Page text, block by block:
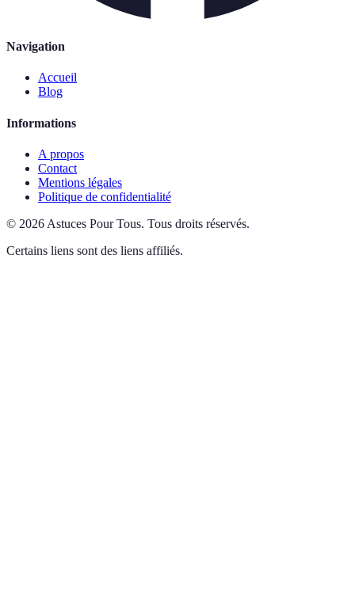
Navigation
Accueil
Blog
Informations
A propos
Contact
Mentions légales
Politique de confidentialité
© 2026 Astuces Pour Tous. Tous droits réservés.
Certains liens sont des liens affiliés.